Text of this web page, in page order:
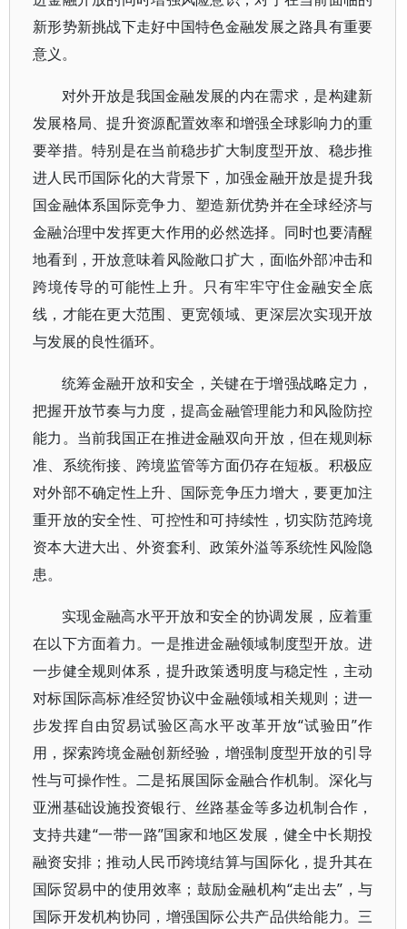
新形势新挑战下走好中国特色金融发展之路具有重要
意义。
对外开放是我国金融发展的内在需求，是构建新
发展格局、提升资源配置效率和增强全球影响力的重
要举措。特别是在当前稳步扩大制度型开放、稳步推
进人民币国际化的大背景下，加强金融开放是提升我
国金融体系国际竞争力、塑造新优势并在全球经济与
金融治理中发挥更大作用的必然选择。同时也要清醒
地看到，开放意味着风险敞口扩大，面临外部冲击和
跨境传导的可能性上升。只有牢牢守住金融安全底
线，才能在更大范围、更宽领域、更深层次实现开放
与发展的良性循环。
统筹金融开放和安全，关键在于增强战略定力，
把握开放节奏与力度，提高金融管理能力和风险防控
能力。当前我国正在推进金融双向开放，但在规则标
准、系统衔接、跨境监管等方面仍存在短板。积极应
对外部不确定性上升、国际竞争压力增大，要更加注
重开放的安全性、可控性和可持续性，切实防范跨境
资本大进大出、外资套利、政策外溢等系统性风险隐
患。
实现金融高水平开放和安全的协调发展，应着重
在以下方面着力。一是推进金融领域制度型开放。进
一步健全规则体系，提升政策透明度与稳定性，主动
对标国际高标准经贸协议中金融领域相关规则；进一
步发挥自由贸易试验区高水平改革开放“试验田”作
用，探索跨境金融创新经验，增强制度型开放的引导
性与可操作性。二是拓展国际金融合作机制。深化与
亚洲基础设施投资银行、丝路基金等多边机制合作，
支持共建“一带一路”国家和地区发展，健全中长期投
融资安排；推动人民币跨境结算与国际化，提升其在
国际贸易中的使用效率；鼓励金融机构“走出去”，与
国际开发机构协同，增强国际公共产品供给能力。三